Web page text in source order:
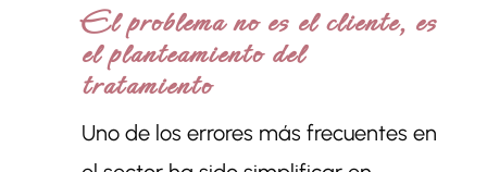
El problema no es el cliente, es
el planteamiento del
tratamiento
Uno de los errores más frecuentes en